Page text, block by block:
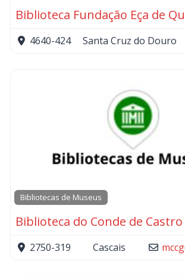
Biblioteca Fundação Eça de
4640-424 Santa Cruz do Douro
Bibliotecas de Museus
Biblioteca do Conde de
2750-319 Cascais mccg